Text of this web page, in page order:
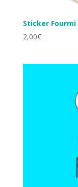
Sticker Fourmi
2,00€